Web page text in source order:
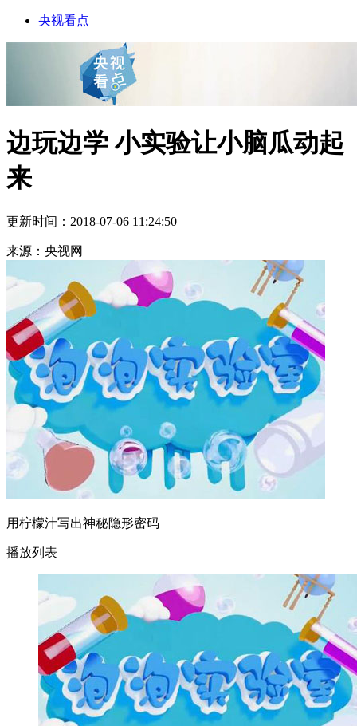
央视看点
边玩边学 小实验让小脑瓜动起
来
更新时间：2018-07-06 11:24:50
来源：央视网
用柠檬汁写出神秘隐形密码
播放列表